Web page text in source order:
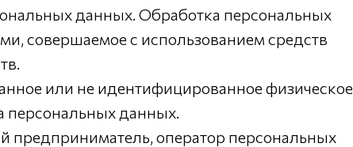
данных. Обработка персональных
совершаемое с использованием средств
или не идентифицированное физическое
персональных данных.
оператор персональных